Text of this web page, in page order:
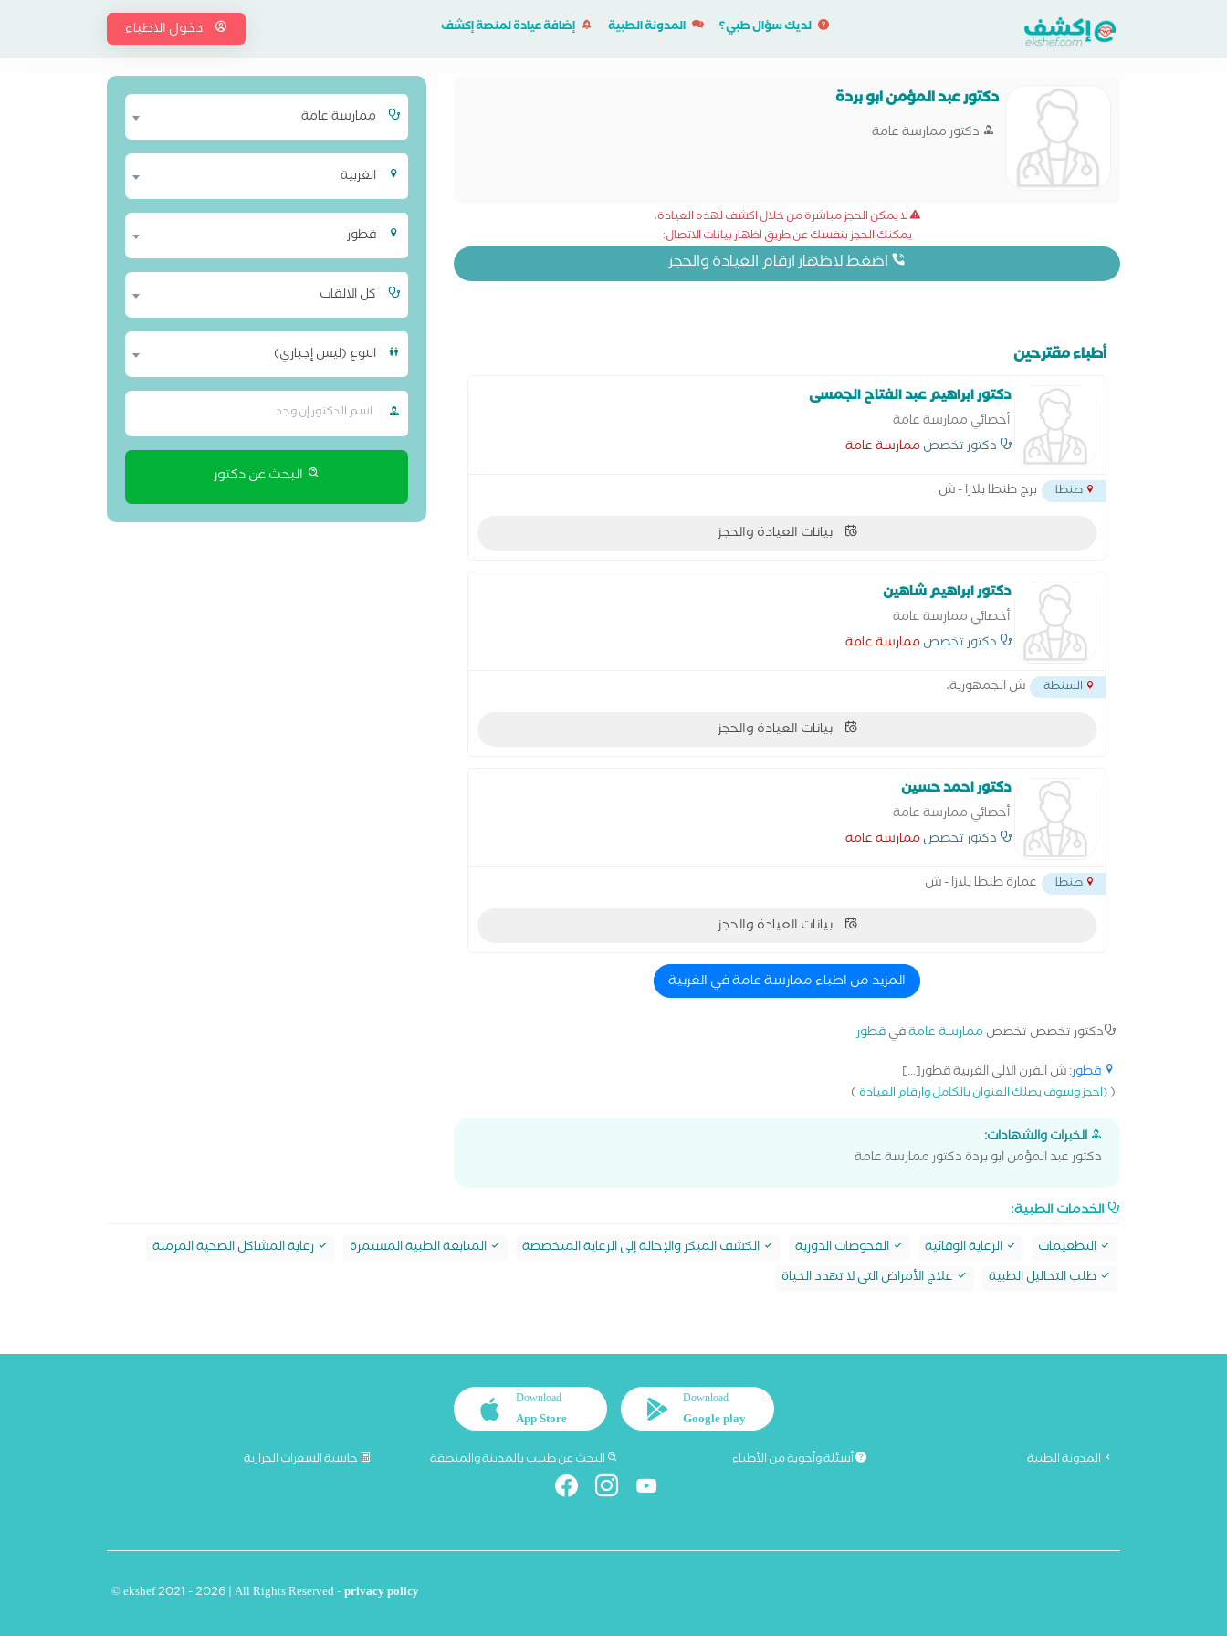
لديك سؤال طبي؟ المدونة الطبية إضافة عيادة لمنصة إكشف دخول الاطباء
دكتور عبد المؤمن ابو بردة
دكتور ممارسة عامة
لا يمكن الحجز مباشرة من خلال اكشف لهذه العيادة،
يمكنك الحجز بنفسك عن طريق اظهار بيانات الاتصال:
اضغط لاظهار ارقام العيادة والحجز
أطباء مقترحين
دكتور ابراهيم عبد الفتاح الجمسى
أخصائي ممارسة عامة
دكتور تخصص ممارسة عامة
طنطا برج طنطا بلازا - ش
بيانات العيادة والحجز
دكتور ابراهيم شاهين
أخصائي ممارسة عامة
دكتور تخصص ممارسة عامة
السنطة ش الجمهورية،
بيانات العيادة والحجز
دكتور احمد حسين
أخصائي ممارسة عامة
دكتور تخصص ممارسة عامة
طنطا عمارة طنطا بلازا - ش
بيانات العيادة والحجز
المزيد من اطباء ممارسة عامة في الغربية
دكتور تخصص تخصص ممارسة عامةفيقطور
قطور: ش الفرن الالى الغربية قطور[...]
((احجز وسوف يصلك العنوان بالكامل وارقام العيادة)
الخبرات والشهادات:
دكتور عبد المؤمن ابو بردة دكتور ممارسة عامة
ممارسة عامة
الغربية
قطور
كل الالقاب
النوع (ليس إجباري)
البحث عن دكتور
الخدمات الطبية:
التطعيمات الرعاية الوقائية الفحوصات الدورية الكشف المبكر والإحالة إلى الرعاية المتخصصة المتابعة الطبية المستمرة
رعاية المشاكل الصحية المزمنة
طلب التحاليل الطبية
علاج الأمراض التي لا تهدد الحياة
Download
Google play
Download
App Store
المدونة الطبية أسئلة وأجوبة من الأطباء البحث عن طبيب بالمدينة والمنطقة حاسبة السعرات الحرارية
© ekshef 2021 - 2026 | All Rights Reserved -privacy policy